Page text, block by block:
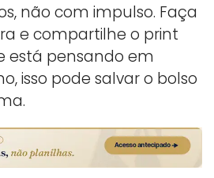
não com impulso. Faça
e compartilhe o print
está pensando em
isso pode salvar o bolso